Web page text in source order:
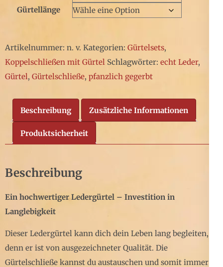
Gürtellänge
Artikelnummer: n. v. Kategorien: Gürtelsets,
Koppelschließen mit Gürtel Schlagwörter: echt Leder,
Gürtel, Gürtelschließe, pfanzlich gegerbt
Beschreibung Zusätzliche Informationen
Produktsicherheit
Beschreibung
Ein hochwertiger Ledergürtel – Investition in
Langlebigkeit
Dieser Ledergürtel kann dich dein Leben lang begleiten,
denn er ist von ausgezeichneter Qualität. Die
Gürtelschließe kannst du austauschen und somit immer